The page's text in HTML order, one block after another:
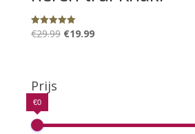
Gewaardeerd
5.00
€29.99 Oorspronkelijke
€19.99Huidige
Prijs
€0